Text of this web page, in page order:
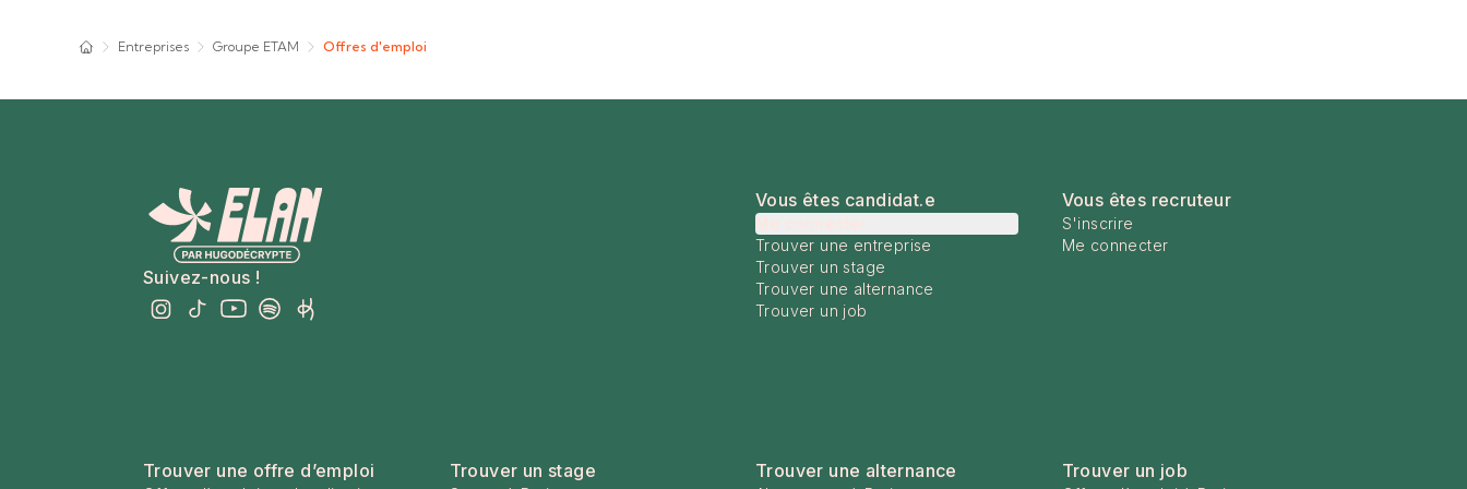
Entreprises Groupe ETAM Offres d'emploi
Suivez-nous !
Vous êtes candidat.e
Trouver une entreprise
Trouver un stage
Trouver une alternance
Trouver un job
Vous êtes recruteur
S'inscrire
Me connecter
Trouver une offre d’emploi Trouver un stage Trouver une alternance Trouver un job